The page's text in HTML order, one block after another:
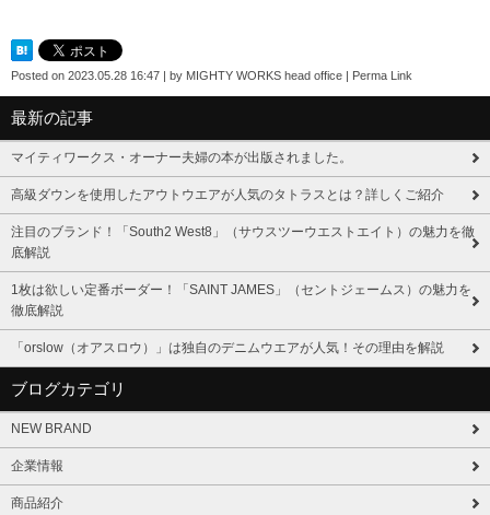
Posted on 2023.05.28 16:47 by MIGHTY WORKS head office Perma Link
最新の記事
マイティワークス・オーナー夫婦の本が出版されました。
高級ダウンを使用したアウトウエアが人気のタトラスとは？詳しくご紹介
注目のブランド！「South2 West8」（サウスツーウエストエイト）の魅力を徹
底解説
1枚は欲しい定番ボーダー！「SAINT JAMES」（セントジェームス）の魅力を
徹底解説
「orslow（オアスロウ）」は独自のデニムウエアが人気！その理由を解説
ブログカテゴリ
NEW BRAND
企業情報
商品紹介